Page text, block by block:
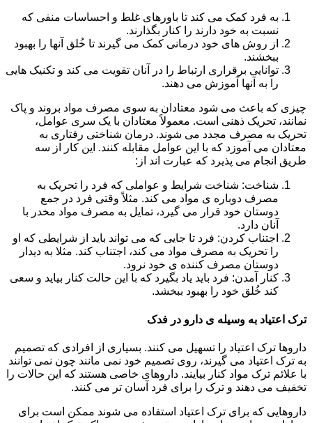
به فرد کمک می کند تا باورهای غلط و احساسات منفی که
نسبت به خود دارند را کنار بگذارند.
از روش های خود درمانی کمک می گیرند تا خُلق آنها را بهبود
ببخشند.
توانایی برقراری ارتباط را در آنان تقویت می کند و تکنیک هایی
را به آنها آموزش می دهند.
چیزی که باعث می شود معتادان به سوی مصرف مواد بروند و پاک
نمانند، تحریک ذهنی است. معمولاً معتادان با یک سری عوامل،
تحریک به مصرف مجدد می شوند. درمان شناختی رفتاری به
معتادان می آموزد که با این عوامل مقابله کنند. این کار از سه
طریق انجام می پذیرد که عبارت اند از:
شناخت: شناخت شرایط و عواملی که فرد را تحریک به
مصرف دوباره ی مواد می کند. مثلاً وقتی فرد در جمع
دوستان خود قرار می گیرد، تمایل به مصرف مواد مخدر با
آنان دارد.
اجتناب کردن: فرد تا جایی که می تواند باید از شرایطی که او
را تحریک به مصرف مواد می کند، اجتناب کند. مثلا به دیدار
دوستان مصرف کننده ی خود نرود.
کنار آمدن: فرد باید یاد بگیرد که با این حالت کنار بیاید و سعی
کند خُلق خود را بهبود ببخشد.
ترک اعتیاد به وسیله ی دارو در فدک
داروها ترک اعتیاد را تسهیل می کنند. بسیاری از افرادی که تصمیم
به ترک اعتیاد می گیرند، روی تصمیم خود نمی مانند چون نمی توانند
با علائم ترک مواد کنار بیایند. داروهای خاصی هستند که این حالات را
تخفیف می دهند و ترک را برای فرد آسان تر می کنند.
داروهایی که برای ترک اعتیاد استفاده می شوند ممکن است برای